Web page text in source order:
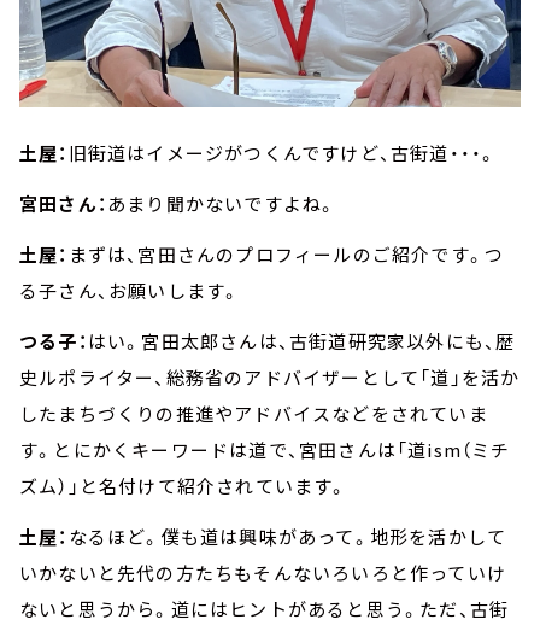
土屋： 旧街道はイメージがつくんですけど、古街道・・・。
宮田さん： あまり聞かないですよね。
土屋： まずは、宮田さんのプロフィールのご紹介です。つ
る子さん、お願いします。
つる子： はい。宮田太郎さんは、古街道研究家以外にも、歴
史ルポライター、総務省のアドバイザーとして「道」を活か
したまちづくりの推進やアドバイスなどをされていま
す。とにかくキーワードは道で、宮田さんは「道ism（ミチ
ズム）」と名付けて紹介されています。
土屋： なるほど。僕も道は興味があって。地形を活かして
いかないと先代の方たちもそんないろいろと作っていけ
ないと思うから。道にはヒントがあると思う。ただ、古街